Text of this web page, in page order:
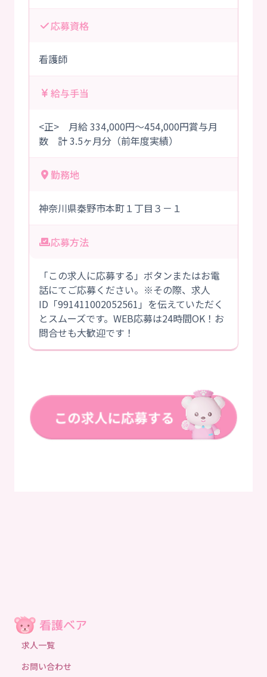
応募資格
看護師
給与手当
<正> 月給 334,000円～454,000円賞与月
数 計 3.5ヶ月分（前年度実績）
勤務地
神奈川県秦野市本町１丁目３－１
応募方法
「この求人に応募する」ボタンまたはお電
話にてご応募ください。※その際、求人
ID「991411002052561」を伝えていただく
とスムーズです。WEB応募は24時間OK！お
問合せも大歓迎です！
求人一覧
お問い合わせ